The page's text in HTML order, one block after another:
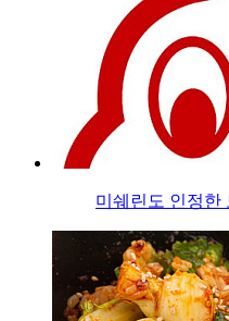
미쉐린도 인정한